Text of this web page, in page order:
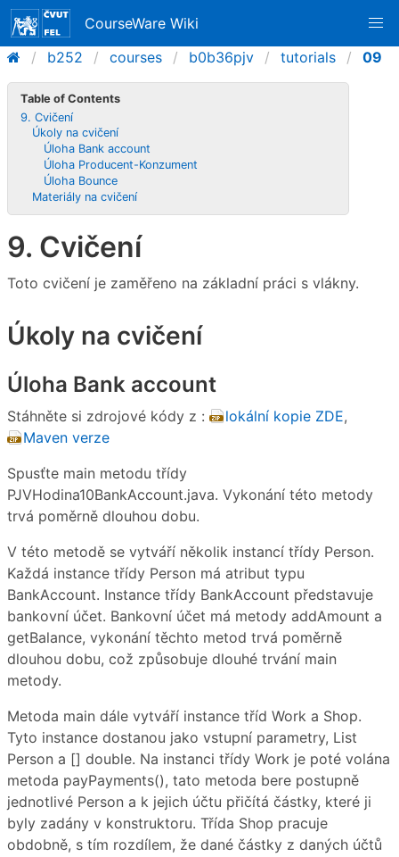
CourseWare Wiki
b252
courses b0b36pjv tutorials 09
Table of Contents
9. Cvičení
Úkoly na cvičení
Úloha Bank account
Úloha Producent-Konzument
Úloha Bounce
Materiály na cvičení
9. Cvičení
Toto cvičení je zaměřeno na základní práci s vlákny.
Úkoly na cvičení
Úloha Bank account
Stáhněte si zdrojové kódy z : lokální kopie ZDE,
Maven verze
Spusťte main metodu třídy
PJVHodina10BankAccount.java. Vykonání této metody
trvá poměrně dlouhou dobu.
V této metodě se vytváří několik instancí třídy Person.
Každá instance třídy Person má atribut typu
BankAccount. Instance třídy BankAccount představuje
bankovní účet. Bankovní účet má metody addAmount a
getBalance, vykonání těchto metod trvá poměrně
dlouhou dobu, což způsobuje dlouhé trvání main
metody.
Metoda main dále vytváří instance tříd Work a Shop.
Tyto instance dostanou jako vstupní parametry, List
Person a [] double. Na instanci třídy Work je poté volána
metoda payPayments(), tato metoda bere postupně
jednotlivé Person a k jejich účtu přičítá částky, které ji
byly zadány v konstruktoru. Třída Shop pracuje
obdobně, s tím rozdílem, že dané částky z daných účtů